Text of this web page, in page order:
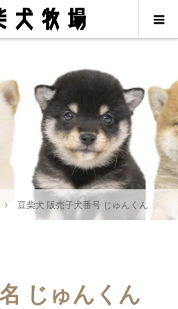
豆柴犬 販売子犬番号 じゅんくん
じゅんくん